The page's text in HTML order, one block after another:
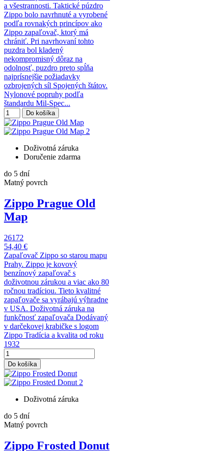
a všestrannosti. Taktické púzdro
Zippo bolo navrhnuté a vyrobené
podľa rovnakých princípov ako
Zippo zapaľovač, ktorý má
chrániť. Pri navrhovaní tohto
puzdra bol kladený
nekompromisný dôraz na
odolnosť, puzdro preto spĺňa
najprísnejšie požiadavky
ozbrojených síl Spojených štátov.
Nylonové popruhy podľa
štandardu Mil-Spec...
Do košíka
Doživotná záruka
Doručenie zdarma
do 5 dní
Matný povrch
Zippo Prague Old
Map
26172
54,40 €
Zapaľovač Zippo so starou mapu
Prahy. Zippo je kovový
benzínový zapaľovač s
doživotnou zárukou a viac ako 80
ročnou tradíciou. Tieto kvalitné
zapaľovače sa vyrábajú výhradne
v USA. Doživotná záruka na
funkčnosť zapaľovača Dodávaný
v darčekovej krabičke s logom
Zippo Tradícia a kvalita od roku
1932
Do košíka
Doživotná záruka
do 5 dní
Matný povrch
Zippo Frosted Donut